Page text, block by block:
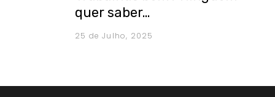
quer saber…
25 de Julho, 2025